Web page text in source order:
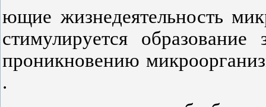
ющие жизнедеятельность
стимулируется
проникновению
.